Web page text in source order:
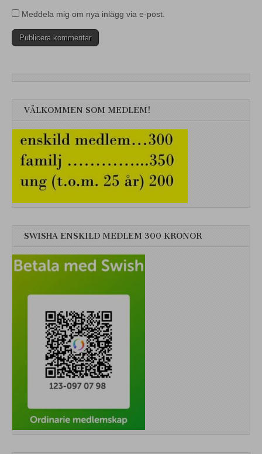
Meddela mig om nya inlägg via e-post.
VÄLKOMMEN SOM MEDLEM!
SWISHA ENSKILD MEDLEM 300 KRONOR